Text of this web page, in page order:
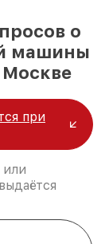
о
машины
Москве
при